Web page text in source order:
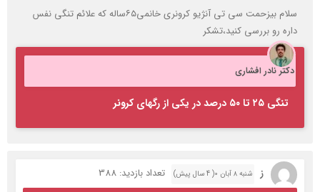
سلام بیزحمت سی تی آنژیو کرونری خانمی۶۵ساله که علائم تنگی نفس
داره رو بررسی کنید،تشکر
دکتر نادر افشاری
تنگی ۲۵ تا ۵۰ درصد در یکی از رگهای کرونر
ز شنبه ۸ آبان ۰( 4 سال پیش)
تعداد بازدید: 388